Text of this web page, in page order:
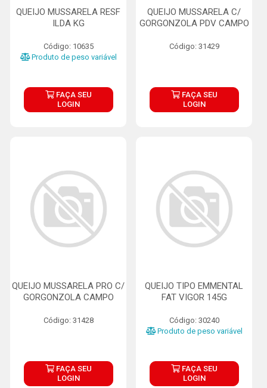
QUEIJO MUSSARELA RESF
ILDA KG
Código: 10635
Produto de peso variável
FAÇA SEU
LOGIN
QUEIJO MUSSARELA C/
GORGONZOLA PDV CAMPO
Código: 31429
FAÇA SEU
LOGIN
QUEIJO MUSSARELA PRO C/
GORGONZOLA CAMPO
Código: 31428
FAÇA SEU
LOGIN
QUEIJO TIPO EMMENTAL
FAT VIGOR 145G
Código: 30240
Produto de peso variável
FAÇA SEU
LOGIN